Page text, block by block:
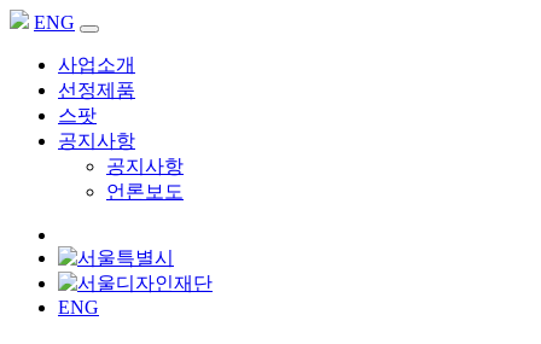
ENG
사업소개
선정제품
스팟
공지사항
공지사항
언론보도
ENG